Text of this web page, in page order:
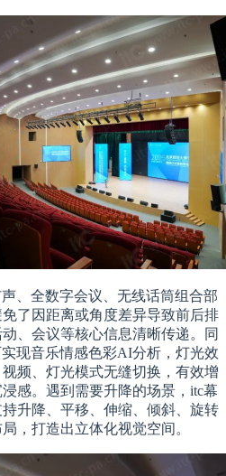
、全数字会议、无线话筒组合部
了因距离或角度差异导致前后排
、会议等核心信息清晰传递。同
现音乐情感色彩AI分析，灯光效
频、灯光模式无缝切换，有效增
感。遇到需要升降的场景，itc幕
升降、平移、伸缩、倾斜、旋转
，打造出立体化视觉空间。